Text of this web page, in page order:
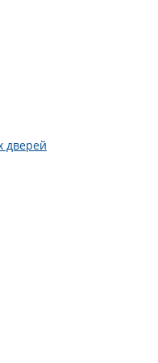
дверей